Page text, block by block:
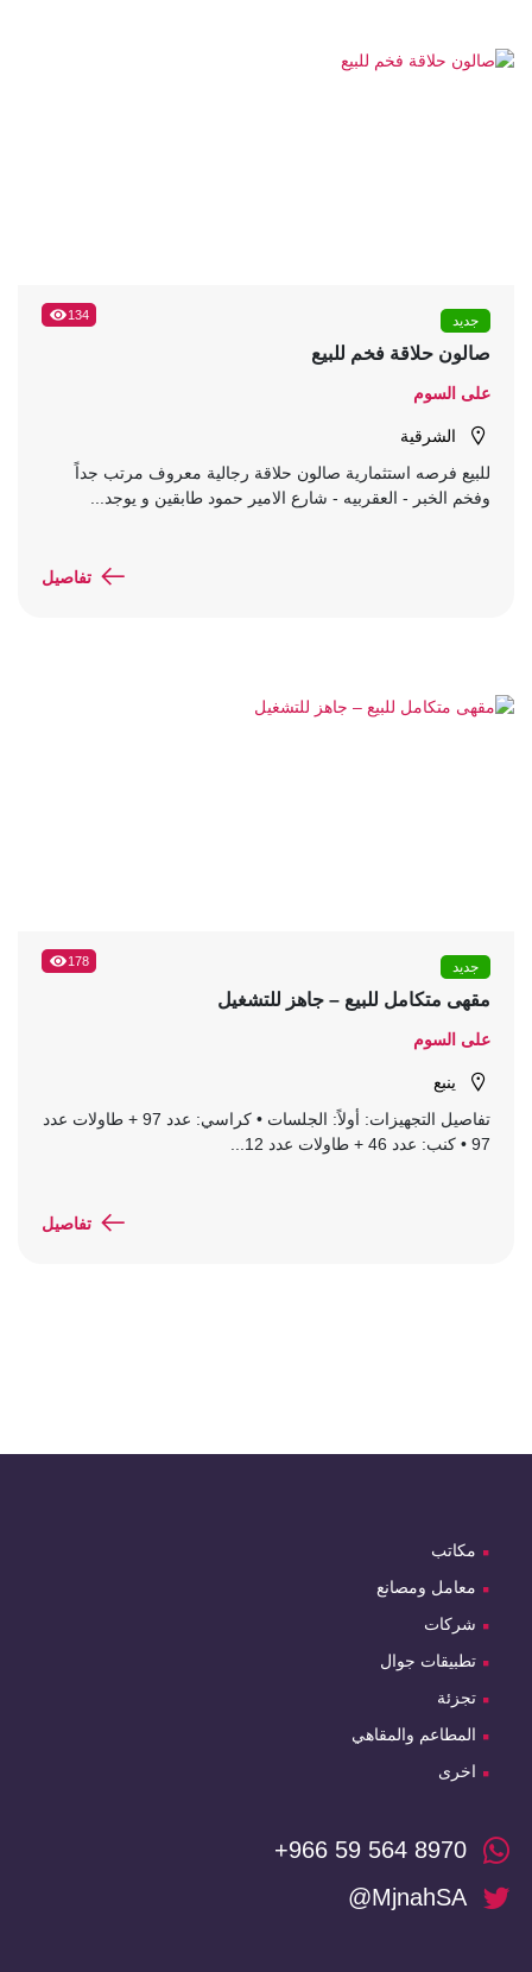
134 جديد
صالون حلاقة فخم للبيع
على السوم
الشرقية
للبيع فرصه استثمارية صالون حلاقة رجالية معروف مرتب جداً
وفخم الخبر - العقربيه - شارع الامير حمود طابقين و يوجد...
تفاصيل
178 جديد
مقهى متكامل للبيع – جاهز للتشغيل
على السوم
ينبع
تفاصيل التجهيزات: أولاً: الجلسات • كراسي: عدد 97 + طاولات عدد
97 • كنب: عدد 46 + طاولات عدد 12...
تفاصيل
مكاتب
معامل ومصانع
شركات
تطبيقات جوال
تجزئة
المطاعم والمقاهي
اخرى
+966 59 564 8970
@MjnahSA